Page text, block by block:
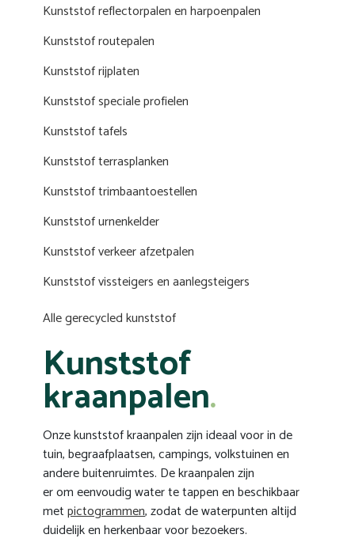
Kunststof reflectorpalen en harpoenpalen
Kunststof routepalen
Kunststof rijplaten
Kunststof speciale profielen
Kunststof tafels
Kunststof terrasplanken
Kunststof trimbaantoestellen
Kunststof urnenkelder
Kunststof verkeer afzetpalen
Kunststof vissteigers en aanlegsteigers
Alle gerecycled kunststof
Kunststof
kraanpalen
Onze kunststof kraanpalen zijn ideaal voor in de
tuin, begraafplaatsen, campings, volkstuinen en
andere buitenruimtes. De kraanpalen zijn
er om eenvoudig water te tappen en beschikbaar
metpictogrammen, zodatde waterpunten altijd
duidelijk en herkenbaar voor bezoekers.